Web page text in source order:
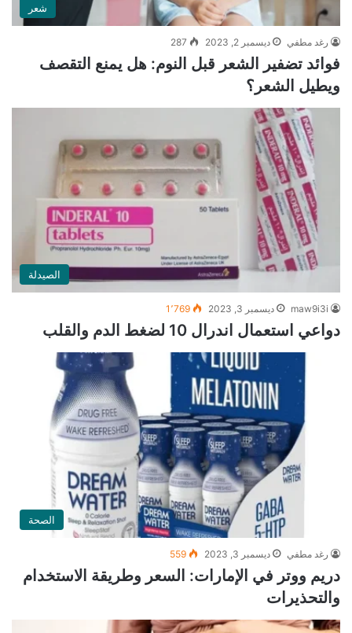
شعر
رغد مطفي ديسمبر 2, 2023 287
فوائد تضفير الشعر قبل النوم: هل يمنع التقصف
ويطيل الشعر؟
الصيدلة
maw9i3i ديسمبر 3, 2023 1٬769
دواعي استعمال اندرال 10 لضغط الدم والقلب
الصحة
رغد مطفي ديسمبر 3, 2023 559
دريم ووتر في الإمارات: السعر وطريقة الاستخدام
والتحذيرات